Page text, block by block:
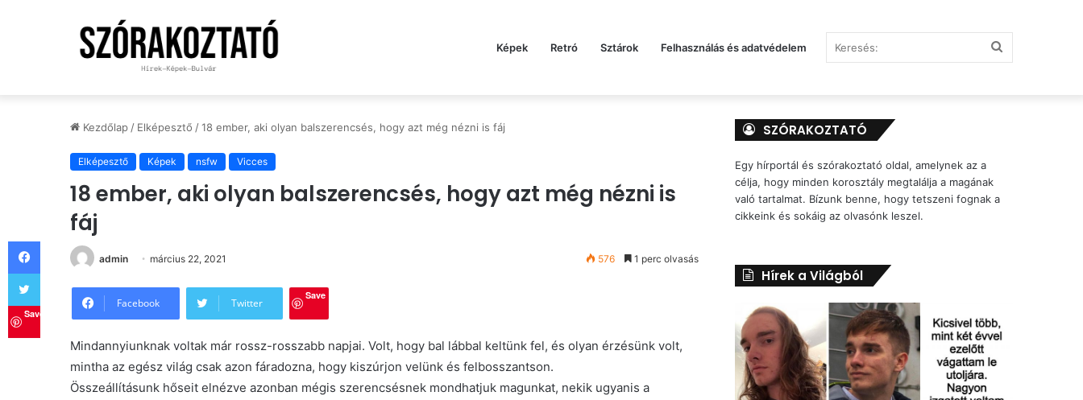
Képek Retró Sztárok Felhasználás és adatvédelem
Kezdőlap / Elképesztő /18 ember, aki olyan balszerencsés, hogy azt még nézni is fáj
Elképesztő Képek nsfw Vicces
18 ember, aki olyan balszerencsés, hogy azt még nézni is
fáj
admin március 22, 2021 576 1 perc olvasás
Facebook Twitter
Save
Mindannyiunknak voltak már rossz-rosszabb napjai. Volt, hogy bal lábbal keltünk fel, és olyan érzésünk volt,
mintha az egész világ csak azon fáradozna, hogy kiszúrjon velünk és felbosszantson.
Összeállításunk hőseit elnézve azonban mégis szerencsésnek mondhatjuk magunkat, nekik ugyanis a
SZÓRAKOZTATÓ
Egy hírportál és szórakoztató oldal, amelynek az a
célja, hogy minden korosztály megtalálja a magának
való tartalmat. Bízunk benne, hogy tetszeni fognak a
cikkeink és sokáig az olvasónk leszel.
Hírek a Világból
Facebook
Twitter
Save